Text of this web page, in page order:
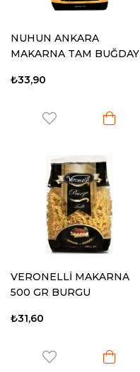
NUHUN ANKARA
MAKARNA TAM BUĞDAY
₺33,90
VERONELLİ MAKARNA
500 GR BURGU
₺31,60